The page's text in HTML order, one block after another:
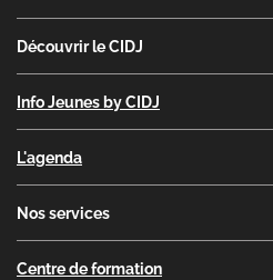
Découvrir le CIDJ
Info Jeunes by CIDJ
L'agenda
Nos services
Centre de formation